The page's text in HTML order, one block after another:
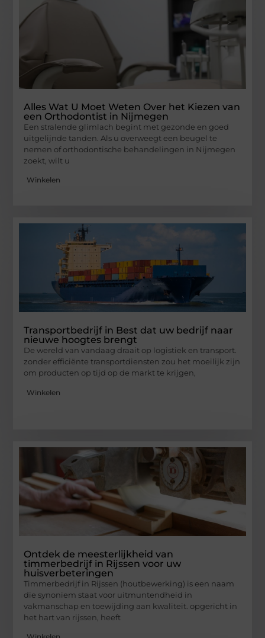
Alles Wat U Moet Weten Over het Kiezen van
een Orthodontist in Nijmegen
Een stralende glimlach begint met gezonde en goed
uitgelijnde tanden. Als u overweegt een beugel te
nemen of orthodontische behandelingen in Nijmegen
zoekt, wilt u
Winkelen
Transportbedrijf in Best dat uw bedrijf naar
nieuwe hoogtes brengt
De wereld van vandaag draait op logistiek en transport.
zonder efficiënte transportdiensten zou het moeilijk zijn
om producten op tijd op de markt te krijgen,
Winkelen
Ontdek de meesterlijkheid van
timmerbedrijf in Rijssen voor uw
huisverbeteringen
Timmerbedrijf in Rijssen (houtbewerking) is een naam
die synoniem staat voor uitmuntendheid in
vakmanschap en toewijding aan kwaliteit. opgericht in
het hart van rijssen, heeft